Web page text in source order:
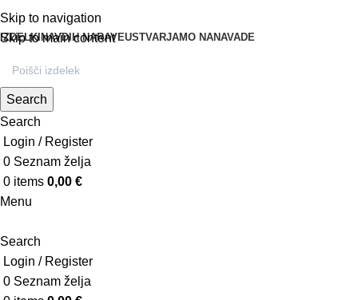
Skip to navigation
Skip to main content
IZDELKINAVDIH NARAVEUSTVARJAMO NANAVADE
Search
Search
Login / Register
0 Seznam želja
0 items 0,00 €
Menu
Search
Login / Register
0 Seznam želja